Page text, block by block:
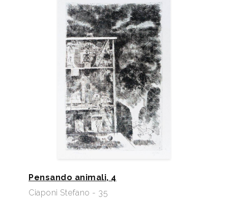
Pensando animali, 4
Ciaponi Stefano - 35